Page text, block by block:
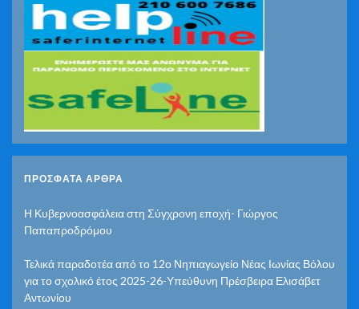
ΠΡΌΣΦΑΤΑ ΆΡΘΡΑ
Η Κυβερνοασφάλεια στη Σύγχρονη εποχή- Γιώργος
Παπαπροδρόμου
Τελικά παραδοτέα από το 12ο Νηπιαγωγείο Νέας Ιωνίας Βόλου
για το σχολικό έτος 2025-26-Υπεύθυνη Πρέσβειρα Ελισάβετ
Αντωνίου